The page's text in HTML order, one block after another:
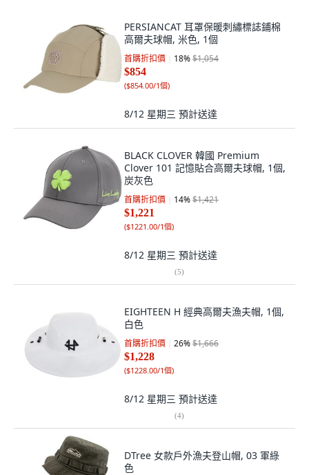
PERSIANCAT 耳罩保暖刺繡標誌鋪棉
高爾夫球帽, 米色, 1個
首購折扣價 18%$1,054
$854
($854.00/1個)
8/12 星期三 預計送達
BLACK CLOVER 韓國 Premium
Clover 101 記憶貼合高爾夫球帽, 1個,
炭灰色
首購折扣價 14%$1,421
$1,221
($1221.00/1個)
8/12 星期三 預計送達
(5)
EIGHTEEN H 經典高爾夫漁夫帽, 1個,
白色
首購折扣價 26%$1,666
$1,228
($1228.00/1個)
8/12 星期三 預計送達
(4)
DTree 女款戶外漁夫登山帽, 03 軍綠
色